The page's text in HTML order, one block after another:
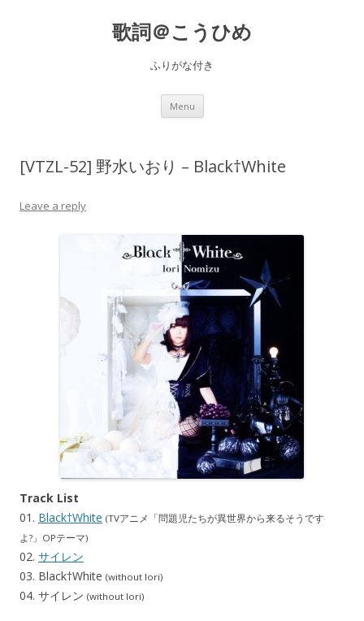
歌詞＠こうひめ
ふりがな付き
Menu Skip to content
[VTZL-52] 野水いおり – Black†White
Leave a reply
Track List
01. Black†White (TVアニメ「問題児たちが異世界から来るそうです
よ?」OPテーマ)
02. サイレン
03. Black†White (without Iori)
04. サイレン (without Iori)